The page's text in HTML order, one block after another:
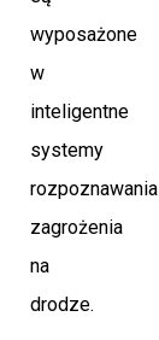
wyposażone
w
inteligentne
systemy
rozpoznawania
zagrożenia
na
drodze.